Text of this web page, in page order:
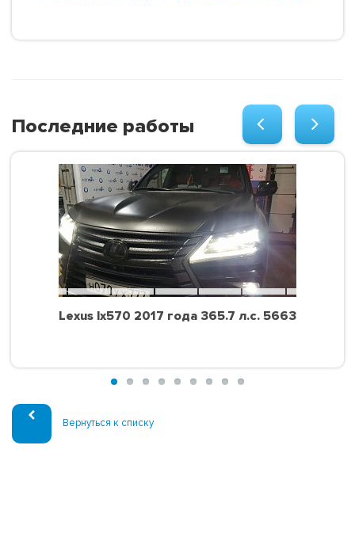
Последние работы
Lexus lx570 2017 года 365.7 л.с. 5663
Вернуться к списку